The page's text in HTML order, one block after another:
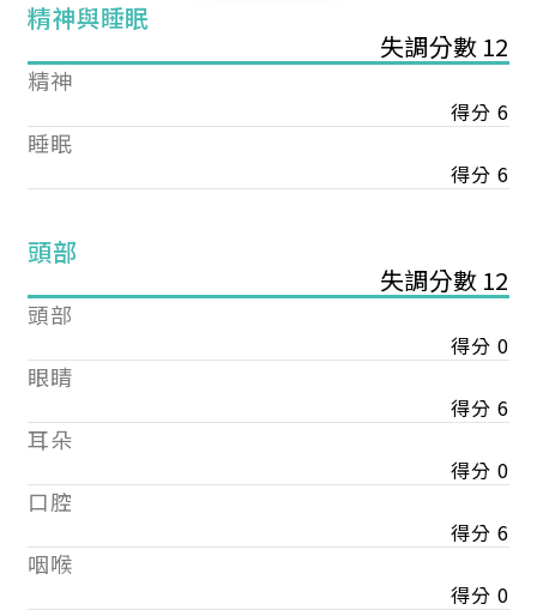
精神與睡眠
失調分數 12
精神
得分 6
睡眠
得分 6
頭部
失調分數 12
頭部
得分 0
眼睛
得分 6
耳朵
得分 0
口腔
得分 6
咽喉
得分 0